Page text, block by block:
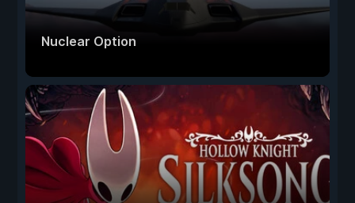
Nuclear Option